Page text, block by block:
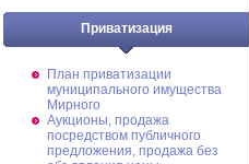
Приватизация
План приватизации
муниципального имущества
Мирного
Аукционы, продажа
посредством публичного
предложения, продажа без